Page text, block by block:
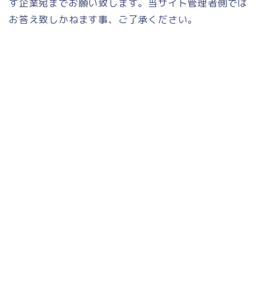
す企業宛までお願い致します。当サイト管理者側では
お答え致しかねます事、ご了承ください。